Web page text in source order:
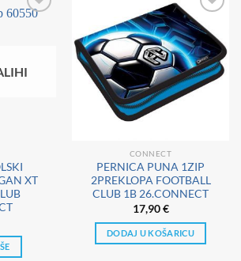
XT
CONNECT
PERNICA PUNA 1ZIP
2PREKLOPA FOOTBALL
CLUB 1B 26.CONNECT
17,90€
DODAJ U KOŠARICU